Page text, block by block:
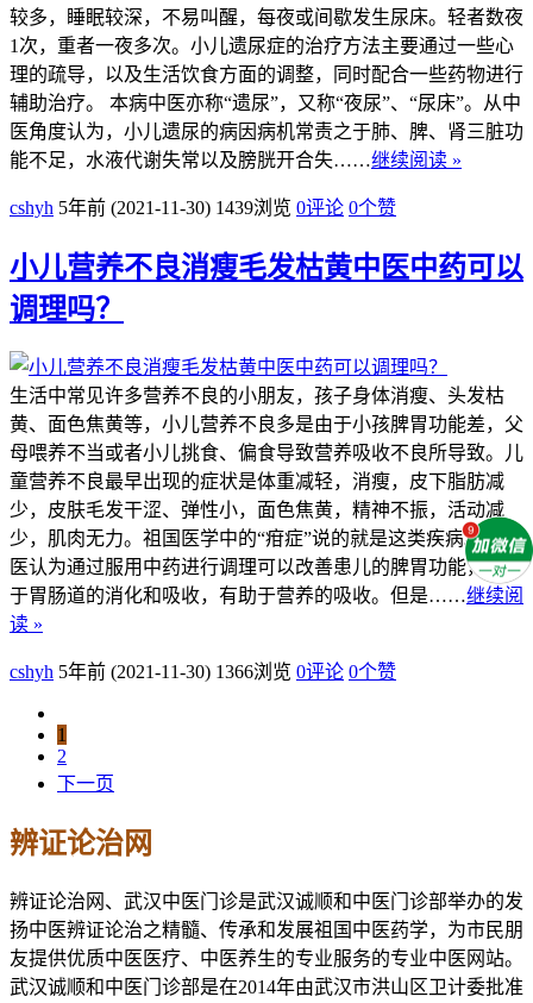
较多，睡眠较深，不易叫醒，每夜或间歇发生尿床。轻者数夜
1次，重者一夜多次。小儿遗尿症的治疗方法主要通过一些心
理的疏导，以及生活饮食方面的调整，同时配合一些药物进行
辅助治疗。 本病中医亦称“遗尿”，又称“夜尿”、“尿床”。从中
医角度认为，小儿遗尿的病因病机常责之于肺、脾、肾三脏功
能不足，水液代谢失常以及膀胱开合失……继续阅读 »
cshyh 5年前 (2021-11-30) 1439浏览 0评论 0个赞
小儿营养不良消瘦毛发枯黄中医中药可以
调理吗？
生活中常见许多营养不良的小朋友，孩子身体消瘦、头发枯
黄、面色焦黄等，小儿营养不良多是由于小孩脾胃功能差，父
母喂养不当或者小儿挑食、偏食导致营养吸收不良所导致。儿
童营养不良最早出现的症状是体重减轻，消瘦，皮下脂肪减
少，皮肤毛发干涩、弹性小，面色焦黄，精神不振，活动减
少，肌肉无力。祖国医学中的“疳症”说的就是这类疾病。 中
医认为通过服用中药进行调理可以改善患儿的脾胃功能，有助
于胃肠道的消化和吸收，有助于营养的吸收。但是……继续阅
读 »
cshyh 5年前 (2021-11-30) 1366浏览 0评论 0个赞
1
2
下一页
辨证论治网
辨证论治网、武汉中医门诊是武汉诚顺和中医门诊部举办的发
扬中医辨证论治之精髓、传承和发展祖国中医药学，为市民朋
友提供优质中医医疗、中医养生的专业服务的专业中医网站。
武汉诚顺和中医门诊部是在2014年由武汉市洪山区卫计委批准